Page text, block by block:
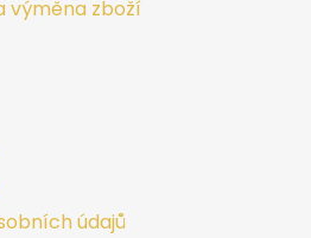
výměna zboží
údajů